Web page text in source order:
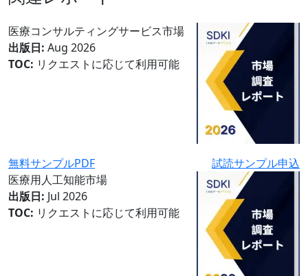
医療コンサルティングサービス市場
出版日: Aug 2026
TOC: リクエストに応じて利用可能
無料サンプルPDF
試読サンプル申込
医療用人工知能市場
出版日: Jul 2026
TOC: リクエストに応じて利用可能